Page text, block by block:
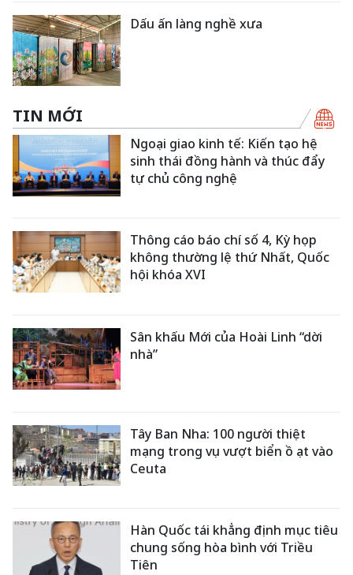
Dấu ấn làng nghề xưa
TIN MỚI
Ngoại giao kinh tế: Kiến tạo hệ
sinh thái đồng hành và thúc đẩy
tự chủ công nghệ
Thông cáo báo chí số 4, Kỳ họp
không thường lệ thứ Nhất, Quốc
hội khóa XVI
Sân khấu Mới của Hoài Linh “dời
nhà”
Tây Ban Nha: 100 người thiệt
mạng trong vụ vượt biển ồ ạt vào
Ceuta
Hàn Quốc tái khẳng định mục tiêu
chung sống hòa bình với Triều
Tiên